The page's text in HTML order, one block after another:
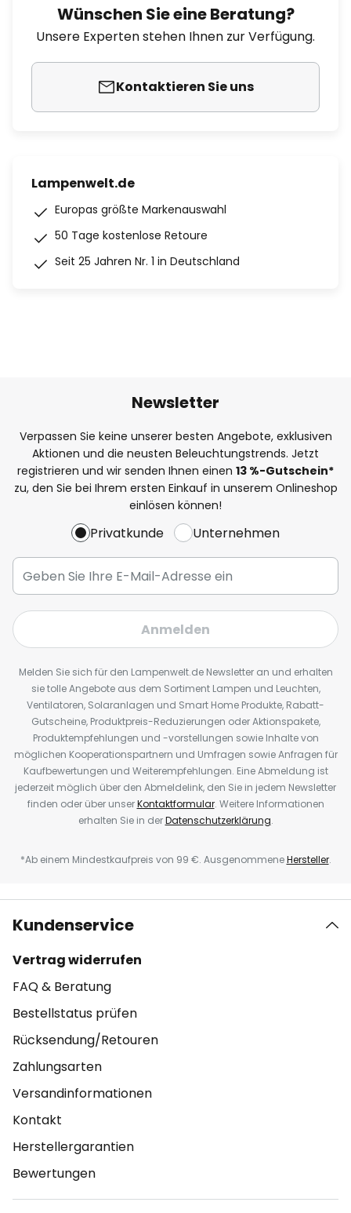
Wünschen Sie eine Beratung?
Unsere Experten stehen Ihnen zur Verfügung.
Kontaktieren Sie uns
Lampenwelt.de
Europas größte Markenauswahl
50 Tage kostenlose Retoure
Seit 25 Jahren Nr. 1 in Deutschland
Newsletter
Verpassen Sie keine unserer besten Angebote, exklusiven
Aktionen und die neusten Beleuchtungstrends. Jetzt
registrieren und wir senden Ihnen einen 13 %-Gutschein*
zu, den Sie bei Ihrem ersten Einkauf in unserem Onlineshop
einlösen können!
Privatkunde Unternehmen
Anmelden
Melden Sie sich für den Lampenwelt.de Newsletter an und erhalten
sie tolle Angebote aus dem Sortiment Lampen und Leuchten,
Ventilatoren, Solaranlagen und Smart Home Produkte, Rabatt-
Gutscheine, Produktpreis-Reduzierungen oder Aktionspakete,
Produktempfehlungen und -vorstellungen sowie Inhalte von
möglichen Kooperationspartnern und Umfragen sowie Anfragen für
Kaufbewertungen und Weiterempfehlungen. Eine Abmeldung ist
jederzeit möglich über den Abmeldelink, den Sie in jedem Newsletter
finden oder über unserKontaktformular. Weitere Informationen
erhalten Sie in derDatenschutzerklärung.
*Ab einem Mindestkaufpreis von 99 €. AusgenommeneHersteller.
Kundenservice
Vertrag widerrufen
FAQ & Beratung
Bestellstatus prüfen
Rücksendung/Retouren
Zahlungsarten
Versandinformationen
Kontakt
Herstellergarantien
Bewertungen